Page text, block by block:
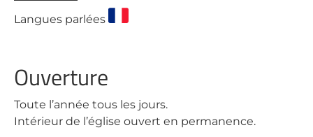
Langues parlées
Ouverture
Toute l’année tous les jours.
Intérieur de l’église ouvert en permanence.